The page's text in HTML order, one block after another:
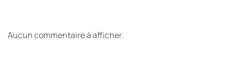
Aucun commentaire à afficher.